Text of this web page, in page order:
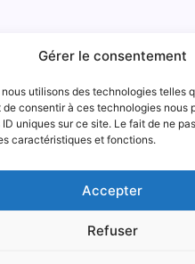
Gérer le consentement
utilisons des technologies
consentir à ces technologies nous
uniques sur ce site. Le fait de ne
caractéristiques et fonctions.
Accepter
Refuser